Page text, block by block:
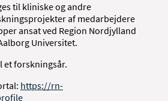
til kliniske og andre
af medarbejdere
ansat ved Region Nordjylland
Universitet.
et forskningsår.
https://rn-